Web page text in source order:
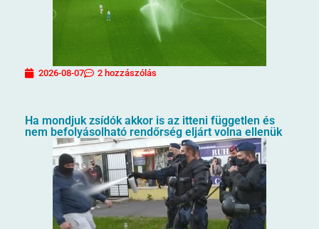
2026-08-07 2 hozzászólás
Ha mondjuk zsídók akkor is az itteni független és
nem befolyásolható rendőrség eljárt volna ellenük